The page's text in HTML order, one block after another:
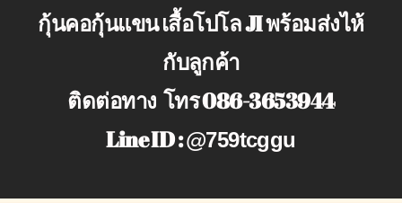
กุ้นคอกุ้นแขน เสื้อโปโล JI พร้อมส่งไห้
กับลูกค้า
ติดต่อทาง โทร 086-3653944
Line ID :@759tcggu